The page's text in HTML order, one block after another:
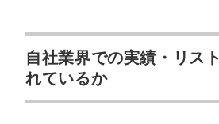
自社業界での実績・リス
れているか